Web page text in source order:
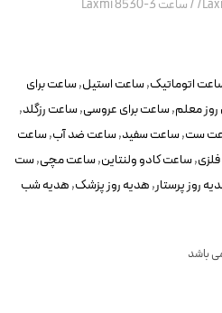
/ساعت Laxmi 8530-3
اتوماتیک,ساعت استیل,ساعت برای
معلم,ساعت برای عروسی,ساعت رزگلد,
ست,ساعت سفید,ساعت ضد آب,ساعت
,ساعت کادو ولنتاین,ساعت مچی,ست
پرستار,هدیه روز پزشک,هدیه شب